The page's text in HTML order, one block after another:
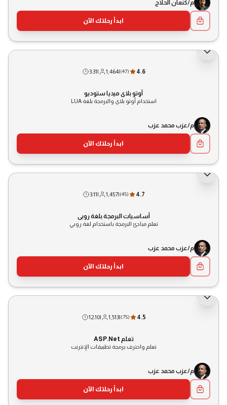
م/كنعان الحلاج
ابدأ رحلتك الآن
4.6
(47)
|
1,464
|
3:31
أوتو بلاي ميديا ستوديو
استخدام أوتو بلاي والبرمجة بلغة LUA
م/عزب محمد عزب
ابدأ رحلتك الآن
4.7
(45)
|
1,457
|
3:11
أساسيات البرمجة بلغة روبي
تعلم مبادئ البرمجة باستخدام لغة روبي
م/عزب محمد عزب
ابدأ رحلتك الآن
4.5
(75)
|
1,513
|
12:10
تعلم ASP.Net
تعلم واحترف برمجة تطبيقات الإنترنت
م/عزب محمد عزب
ابدأ رحلتك الآن